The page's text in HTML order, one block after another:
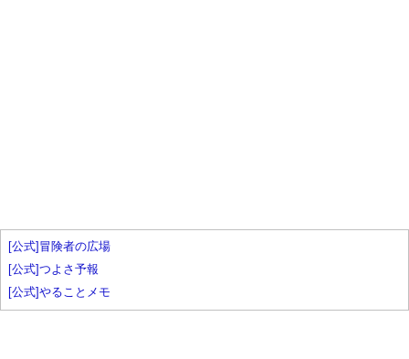
[公式]冒険者の広場
[公式]つよさ予報
[公式]やることメモ